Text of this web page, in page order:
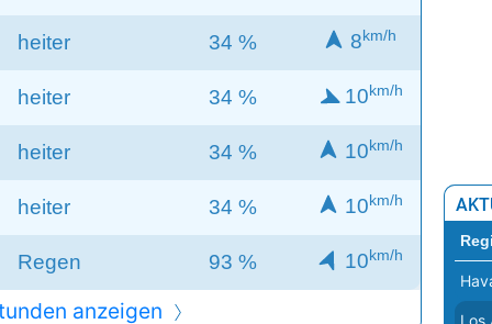
heiter 34 % 8km/h
heiter 34 % 10km/h
heiter 34 % 10km/h
heiter 34 % 10km/h
Regen 93 % 10km/h
anzeigen
Oslo
Los